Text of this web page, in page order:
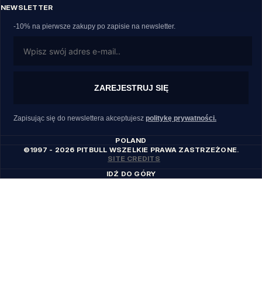
NEWSLETTER
-10% na pierwsze zakupy po zapisie na newsletter.
ZAREJESTRUJ SIĘ
Zapisując się do newslettera akceptujesz politykę prywatności.
POLAND
©1997 - 2026 PITBULL WSZELKIE PRAWA ZASTRZEŻONE.
SITE CREDITS
IDŹ DO GÓRY